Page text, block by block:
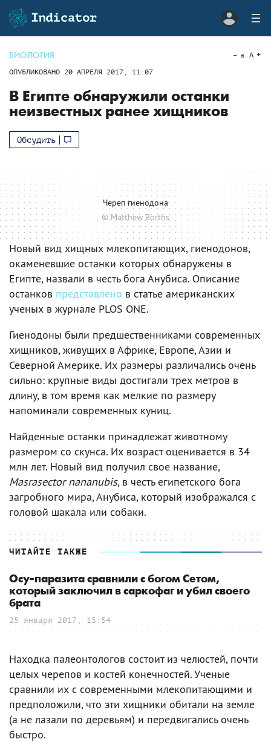
БИОЛОГИЯ
ОПУБЛИКОВАНО 20 АПРЕЛЯ 2017, 11:07
a A
В Египте обнаружили останки
неизвестных ранее хищников
Обсудить
Череп гиенодона
© Matthew Borths
Новый вид хищных млекопитающих, гиенодонов,
окаменевшие останки которых обнаружены в
Египте, назвали в честь бога Анубиса. Описание
останков представлено в статье американских
ученых в журнале PLOS ONE.
Гиенодоны были предшественниками современных
хищников, живущих в Африке, Европе, Азии и
Северной Америке. Их размеры различались очень
сильно: крупные виды достигали трех метров в
длину, в том время как мелкие по размеру
напоминали современных куниц.
Найденные останки принадлежат животному
размером со скунса. Их возраст оценивается в 34
млн лет. Новый вид получил свое название,
Masrasector nananubis, в честь египетского бога
загробного мира, Анубиса, который изображался с
головой шакала или собаки.
ЧИТАЙТЕ ТАКЖЕ
Осу-паразита сравнили с богом Сетом,
который заключил в саркофаг и убил своего
брата
25 января 2017, 15:54
Находка палеонтологов состоит из челюстей, почти
целых черепов и костей конечностей. Ученые
сравнили их с современными млекопитающими и
предположили, что эти хищники обитали на земле
(а не лазали по деревьям) и передвигались очень
быстро.